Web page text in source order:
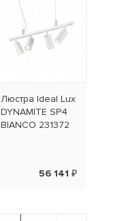
Люстра Ideal Lux
DYNAMITE SP4
BIANCO 231372
56 141 ₽